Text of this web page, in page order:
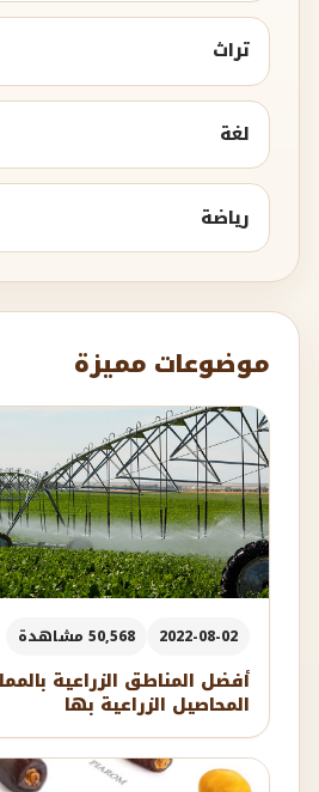
تراث
لغة
رياضة
موضوعات مميزة
2022-08-02 50,568 مشاهدة
أفضل المناطق الزراعية
المحاصيل الزراعية بها